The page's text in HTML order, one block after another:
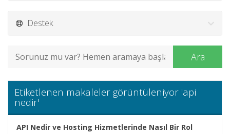
Adı
Hosting
Kurumsal
Destek
Ara
Etiketlenen makaleler görüntüleniyor 'api
nedir'
API Nedir ve Hosting Hizmetlerinde Nasıl Bir Rol